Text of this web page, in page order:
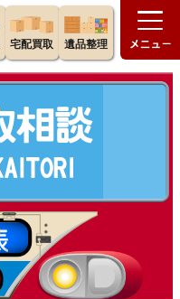
宅配買取 遺品整理